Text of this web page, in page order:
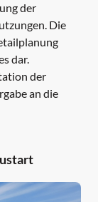
der
Die
dar.
der
an die